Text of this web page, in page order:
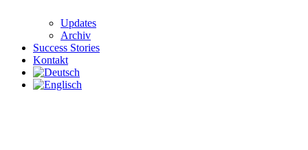
Updates
Archiv
Success Stories
Kontakt